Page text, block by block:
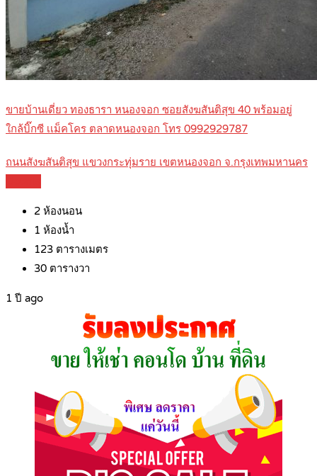
ขายบ้านเดี่ยว ทองธารา หนองจอก ซอยสังฆสันติสุข 40 พร้อมอยู่
ใกล้บิ๊กซี เเม็คโคร ตลาดหนองจอก โทร 0992929787
ถนนสังฆสันติสุข แขวงกระทุ่มราย เขตหนองจอก จ.กรุงเทพมหานคร
2 ห้องนอน
1 ห้องน้ำ
123 ตารางเมตร
30 ตารางวา
1 ปี ago